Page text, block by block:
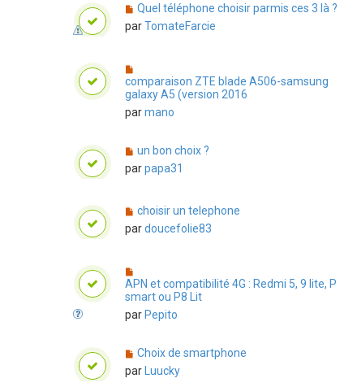
Quel téléphone choisir parmis ces 3 là ?
parTomateFarcie
comparaison ZTE blade A506-samsung
galaxy A5 (version 2016
parmano
un bon choix ?
parpapa31
choisir un telephone
pardoucefolie83
APN et compatibilité 4G : Redmi 5, 9 lite, P
smart ou P8 Lit
par Pepito
Choix de smartphone
par
Luucky